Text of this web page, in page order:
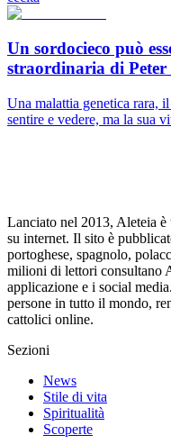
Un sordocieco può
straordinaria di Peter
Una malattia genetica rara,
sentire e vedere, ma la sua
Lanciato nel 2013, Aleteia
su internet. Il sito è
portoghese, spagnolo,
milioni di lettori consultano
applicazione e i social
persone in tutto il mondo,
cattolici online.
Sezioni
News
Stile di vita
Spiritualità
Scoperte